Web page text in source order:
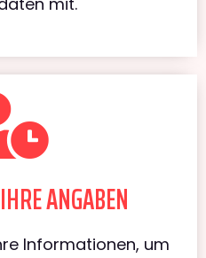
ANGABEN
Informationen, um